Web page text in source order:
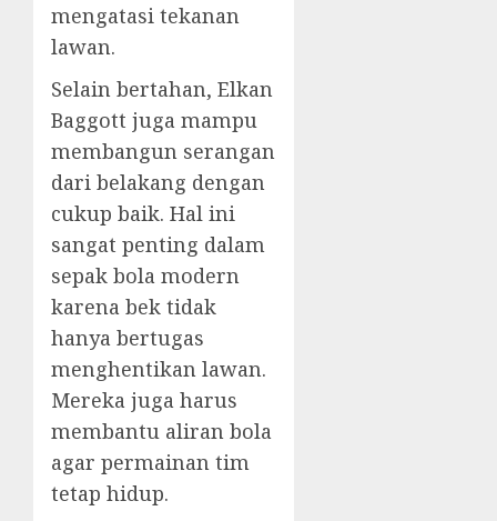
mengatasi tekanan
lawan.
Selain bertahan, Elkan
Baggott juga mampu
membangun serangan
dari belakang dengan
cukup baik. Hal ini
sangat penting dalam
sepak bola modern
karena bek tidak
hanya bertugas
menghentikan lawan.
Mereka juga harus
membantu aliran bola
agar permainan tim
tetap hidup.